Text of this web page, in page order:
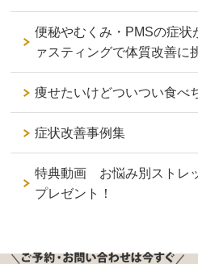
便秘やむくみ・PMSの症状
ァスティングで体質改善に
痩せたいけどついつい食べ
症状改善事例集
特典動画 お悩み別ストレ
プレゼント！